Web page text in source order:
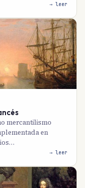
→ leer
mercantilismo
en
→ leer